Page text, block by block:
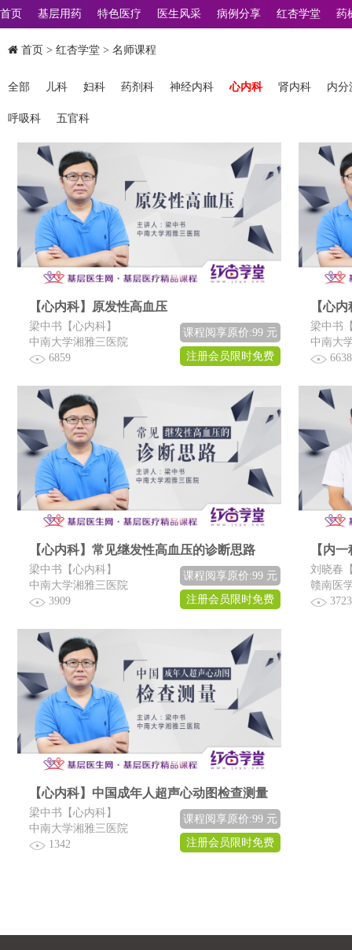
首页 基层用药 特色医疗 医生风采 病例分享 红杏学堂 药
首页 > 红杏学堂 > 名师课程
全部 儿科 妇科 药剂科 神经内科 心内科 肾内科 内分
呼吸科 五官科
【心内科】原发性高血压
梁中书【心内科】
中南大学湘雅三医院
6859
课程阅享原价:99 元
注册会员限时免费
【心
梁中书
中南大
6638
【心内科】常见继发性高血压的诊断思路
梁中书【心内科】
中南大学湘雅三医院
3909
课程阅享原价:99 元
注册会员限时免费
【内
刘晓春
赣南医
3723
【心内科】中国成年人超声心动图检查测量
梁中书【心内科】
中南大学湘雅三医院
1342
课程阅享原价:99 元
注册会员限时免费